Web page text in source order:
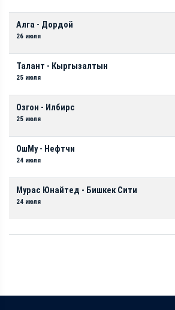
Алга - Дордой
26 июля
Талант - Кыргызалтын
25 июля
Озгон - Илбирс
25 июля
ОшМу - Нефтчи
24 июля
Мурас Юнайтед - Бишкек Сити
24 июля